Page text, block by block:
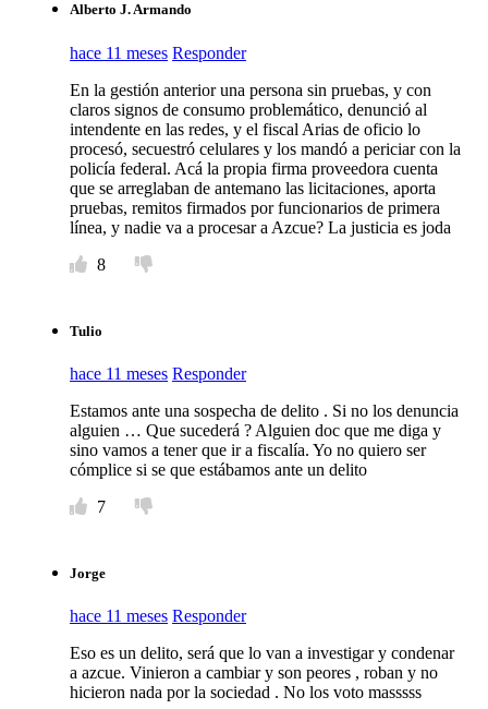
Alberto J. Armando
hace 11 meses Responder
En la gestión anterior una persona sin pruebas, y con
claros signos de consumo problemático, denunció al
intendente en las redes, y el fiscal Arias de oficio lo
procesó, secuestró celulares y los mandó a periciar con la
policía federal. Acá la propia firma proveedora cuenta
que se arreglaban de antemano las licitaciones, aporta
pruebas, remitos firmados por funcionarios de primera
línea, y nadie va a procesar a Azcue? La justicia es joda
8
Tulio
hace 11 meses Responder
Estamos ante una sospecha de delito . Si no los denuncia
alguien … Que sucederá ? Alguien doc que me diga y
sino vamos a tener que ir a fiscalía. Yo no quiero ser
cómplice si se que estábamos ante un delito
7
Jorge
hace 11 meses Responder
Eso es un delito, será que lo van a investigar y condenar
a azcue. Vinieron a cambiar y son peores , roban y no
hicieron nada por la sociedad . No los voto masssss